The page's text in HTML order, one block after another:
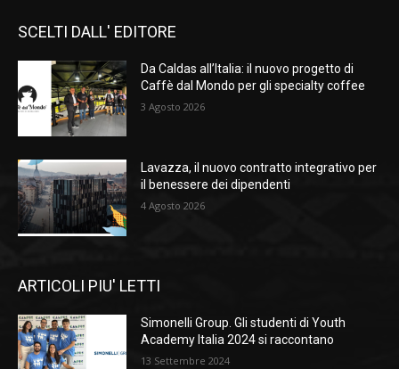
SCELTI DALL' EDITORE
Da Caldas all’Italia: il nuovo progetto di
Caffè dal Mondo per gli specialty coffee
3 Agosto 2026
Lavazza, il nuovo contratto integrativo per
il benessere dei dipendenti
4 Agosto 2026
ARTICOLI PIU' LETTI
Simonelli Group. Gli studenti di Youth
Academy Italia 2024 si raccontano
13 Settembre 2024